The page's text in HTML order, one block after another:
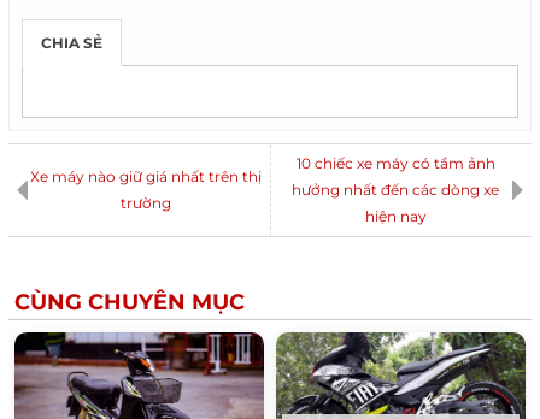
CHIA SẺ
Xe máy nào giữ giá nhất trên thị
trường
10 chiếc xe máy có tầm ảnh
hưởng nhất đến các dòng xe
hiện nay
CÙNG CHUYÊN MỤC